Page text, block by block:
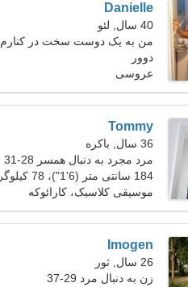
Danielle
40 سال, لئو
من به یک دوست سخت در کنارم
دوور
عروسی
Tommy
36 سال, باکره
مرد مجرد به دنبال همسر 28-31
184 سانتی متر (6'1")، 78 کیلوگرم (171 پوند)
موسیقی کلاسیک، کارائوکه
Imogen
26 سال, ثور
زن به دنبال مرد 29-37